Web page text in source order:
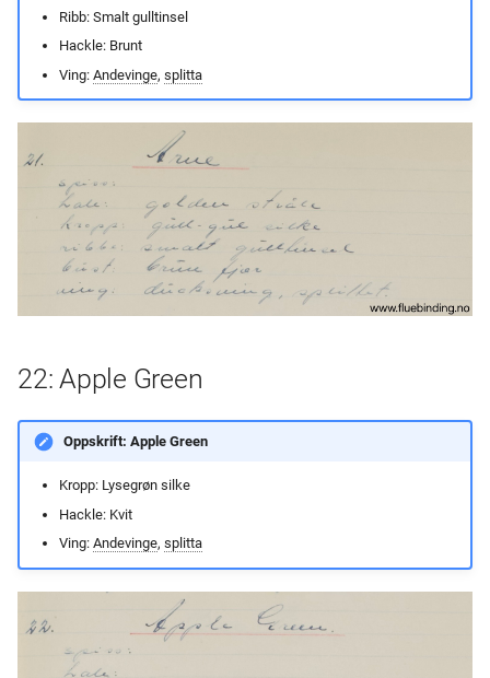
38: Bottle Blue Tinsel Ribbed
39: Braecken Clock
Ribb: Smalt gulltinsel
Hackle: Brunt
Ving: Andevinge, splitta
22: Apple Green
Oppskrift: Apple Green
Kropp: Lysegrøn silke
Hackle: Kvit
Ving: Andevinge, splitta